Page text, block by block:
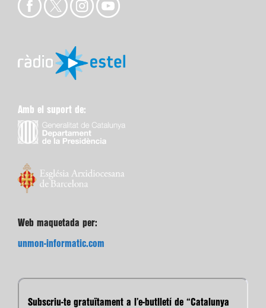
Amb el suport de:
Web maquetada per:
unmon-informatic.com
Subscriu-te gratuïtament a l’e-butlletí de “Catalunya